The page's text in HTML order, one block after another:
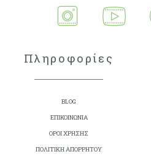
Πληροφορίες
BLOG
ΕΠΙΚΟΙΝΩΝΙΑ
ΟΡΟΙ ΧΡΗΣΗΣ
ΠΟΛΙΤΙΚΗ ΑΠΟΡΡΗΤΟΥ